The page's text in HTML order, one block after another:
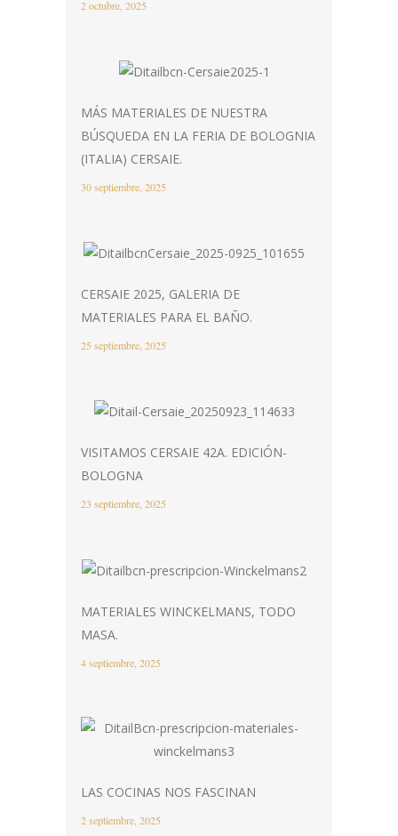
2 octubre, 2025
MÁS MATERIALES DE NUESTRA
BÚSQUEDA EN LA FERIA DE BOLOGNIA
(ITALIA) CERSAIE.
30 septiembre, 2025
CERSAIE 2025, GALERIA DE
MATERIALES PARA EL BAÑO.
25 septiembre, 2025
VISITAMOS CERSAIE 42A. EDICIÓN-
BOLOGNA
23 septiembre, 2025
MATERIALES WINCKELMANS, TODO
MASA.
4 septiembre, 2025
LAS COCINAS NOS FASCINAN
2 septiembre, 2025